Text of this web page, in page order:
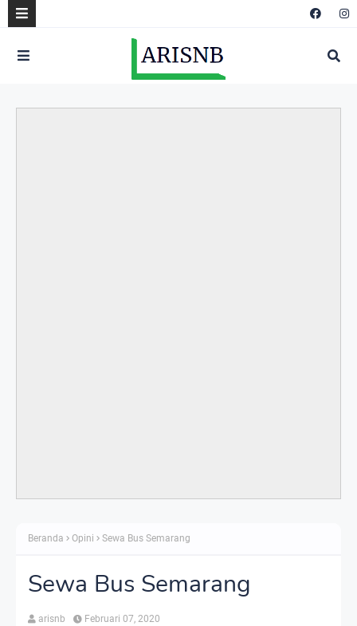
Beranda Opini Sewa Bus Semarang
Sewa Bus Semarang
arisnb Februari 07, 2020